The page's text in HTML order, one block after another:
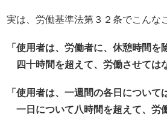
実は、労働基準法第３２条でこんな
「使用者は、労働者に、休憩時間を
四十時間を超えて、労働させては
「使用者は、一週間の各日につい
一日について八時間を超えて、労